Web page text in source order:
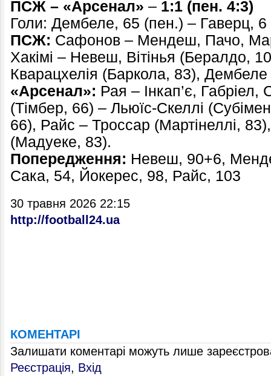
ПСЖ – «Арсенал» – 1:1 (пен. 4:3)
Голи: Дембеле, 65 (пен.) – Гаверц, 6
ПСЖ: Сафонов – Мендеш, Пачо,
Хакімі – Невеш, Вітінья (Бералдо,
Кварацхелія (Баркола, 83),
«Арсенал»: Рая – Інкап’є,
(Тімбер, 66) – Льюїс-Скеллі
66), Райс – Троссар (Мартінеллі,
(Мадуеке, 83).
Попередження: Невеш, 90+6,
Сака, 54, Йокерес, 98, Райс, 103
30 травня 2026 22:15
http://football24.ua
КОМЕНТАРІ
Залишати коментарі можуть лише
Реєстрація, Вхід